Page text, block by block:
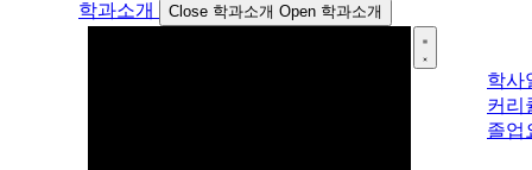
학과소개 Close 학과소개 Open 학과소개
학사
커리
졸업